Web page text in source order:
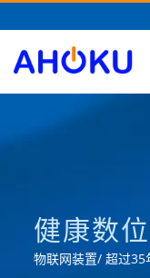
健康数
物联网装置/ 超过35